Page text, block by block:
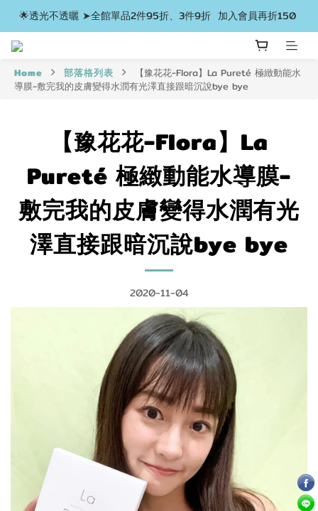
🌟透光不透曬 ➤全館單品2件95折、3件9折  加入會員再折150
Home 部落格列表
【豫花花-Flora】La Pureté 極緻動能水
導膜-敷完我的皮膚變得水潤有光澤直接跟暗沉說bye bye
【豫花花-Flora】La
Pureté 極緻動能水導膜-
敷完我的皮膚變得水潤有光
澤直接跟暗沉說bye bye
2020-11-04